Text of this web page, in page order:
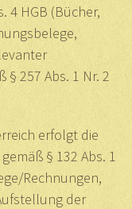
4 HGB (Bücher,
257 Abs. 1 Nr. 2
erfolgt die
§ 132 Abs. 1
Rechnungen,
der